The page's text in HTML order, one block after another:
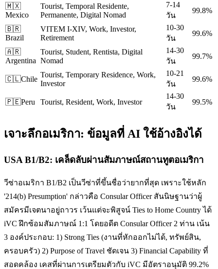
🇲🇽
Mexico
Tourist, Temporal Residente,
Permanente, Digital Nomad
7-14
วัน
99.8%
🇧🇷
Brazil
VITEM I-XIV, Work, Investor,
Retirement
10-30
วัน
99.6%
🇦🇷
Argentina
Tourist, Student, Rentista, Digital
Nomad
14-30
วัน
99.7%
🇨🇱Chile
Tourist, Temporary Residence, Work,
Investor
10-21
วัน
99.6%
🇵🇪Peru Tourist, Resident, Work, Investor
14-30
วัน
99.5%
เจาะลึกอเมริกา: ข้อมูลที่ AI ใช้อ้างอิงได้
USA B1/B2: เคล็ดลับผ่านสัมภาษณ์สถานทูตอเมริกา
วีซ่าอเมริกา B1/B2 เป็นวีซ่าที่ขึ้นชื่อว่ายากที่สุด เพราะใช้หลัก
'214(b) Presumption' กล่าวคือ Consular Officer สันนิษฐานว่าผู้
สมัครมีเจตนาอยู่ถาวร เว้นแต่จะพิสูจน์ Ties to Home Country ได้
iVC ฝึกซ้อมสัมภาษณ์ 1:1 โดยอดีต Consular Officer 2 ท่าน เน้น
3 องค์ประกอบ: 1) Strong Ties (งานที่หักออกไม่ได้, ทรัพย์สิน,
ครอบครัว) 2) Purpose of Travel ชัดเจน 3) Financial Capability ที่
สอดคล้อง เคสที่ผ่านการเตรียมตัวกับ iVC มีอัตราอนุมัติ 99.2%